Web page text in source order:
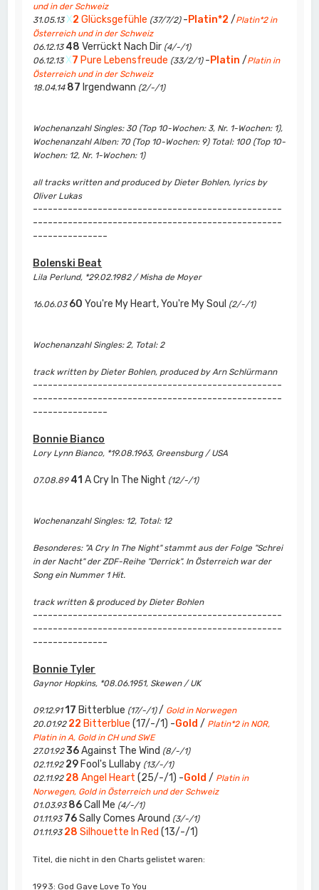
und in der Schweiz
31.05.13 X2 Glücksgefühle (37/7/2)-Platin*2 /Platin*2 in
Österreich und in der Schweiz
06.12.13 48 Verrückt Nach Dir (4/-/1)
06.12.13 X7 Pure Lebensfreude (33/2/1)-Platin /Platin in
Österreich und in der Schweiz
18.04.14 87 Irgendwann (2/-/1)
Wochenanzahl Singles: 30 (Top 10-Wochen: 3, Nr. 1-Wochen: 1),
Wochenanzahl Alben: 70 (Top 10-Wochen: 9) Total: 100 (Top 10-
Wochen: 12, Nr. 1-Wochen: 1)
all tracks written and produced by Dieter Bohlen, lyrics by
Oliver Lukas
--------------------------------------------------
--------------------------------------------------
---------------
Bolenski Beat
Lila Perlund, *29.02.1982 / Misha de Moyer
16.06.03 60 You're My Heart, You're My Soul (2/-/1)
Wochenanzahl Singles: 2, Total: 2
track written by Dieter Bohlen, produced by Arn Schlürmann
--------------------------------------------------
--------------------------------------------------
---------------
Bonnie Bianco
Lory Lynn Bianco, *19.08.1963, Greensburg / USA
07.08.89 41 A Cry In The Night (12/-/1)
Wochenanzahl Singles: 12, Total: 12
Besonderes: "A Cry In The Night" stammt aus der Folge "Schrei
in der Nacht" der ZDF-Reihe "Derrick". In Österreich war der
Song ein Nummer 1 Hit.
track written & produced by Dieter Bohlen
--------------------------------------------------
--------------------------------------------------
---------------
Bonnie Tyler
Gaynor Hopkins, *08.06.1951, Skewen / UK
09.12.91 17 Bitterblue (17/-/1)/ Gold in Norwegen
20.01.92 22 Bitterblue (17/-/1) -Gold / Platin*2 in NOR,
Platin in A, Gold in CH und SWE
27.01.92 36Against The Wind (8/-/1)
02.11.92 29 Fool's Lullaby (13/-/1)
02.11.92 28 Angel Heart (25/-/1) -Gold / Platin in
Norwegen, Gold in Österreich und der Schweiz
01.03.93 86Call Me (4/-/1)
01.11.93 76Sally Comes Around (3/-/1)
01.11.93 28 Silhouette In Red (13/-/1)
Titel, die nicht in den Charts gelistet waren:
1993: God Gave Love To You